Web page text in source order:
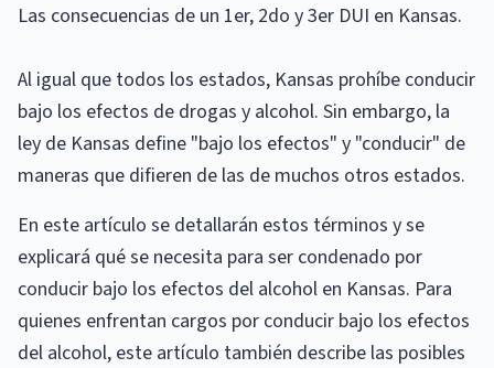
Las consecuencias de un 1er, 2do y 3er DUI en Kansas.
Al igual que todos los estados, Kansas prohíbe conducir
bajo los efectos de drogas y alcohol. Sin embargo, la
ley de Kansas define "bajo los efectos" y "conducir" de
maneras que difieren de las de muchos otros estados.
En este artículo se detallarán estos términos y se
explicará qué se necesita para ser condenado por
conducir bajo los efectos del alcohol en Kansas. Para
quienes enfrentan cargos por conducir bajo los efectos
del alcohol, este artículo también describe las posibles